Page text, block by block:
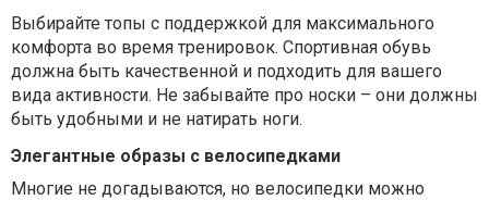
Выбирайте топы с поддержкой для максимального
комфорта во время тренировок. Спортивная обувь
должна быть качественной и подходить для вашего
вида активности. Не забывайте про носки – они должны
быть удобными и не натирать ноги.
Элегантные образы с велосипедками
Многие не догадываются, но велосипедки можно